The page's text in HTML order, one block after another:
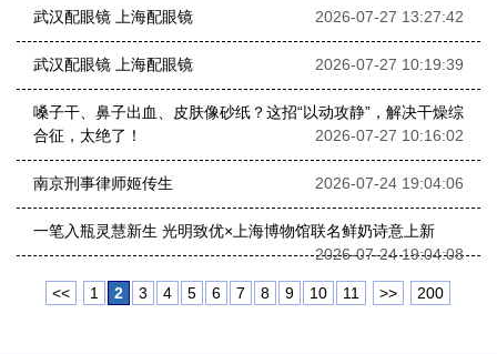
武汉配眼镜 上海配眼镜 2026-07-27 13:27:42
武汉配眼镜 上海配眼镜 2026-07-27 10:19:39
嗓子干、鼻子出血、皮肤像砂纸？这招“以动攻静”，解决干燥综
合征，太绝了！
2026-07-27 10:16:02
南京刑事律师姬传生 2026-07-24 19:04:06
一笔入瓶灵慧新生 光明致优×上海博物馆联名鲜奶诗意上新
2026-07-24 19:04:08
<< 1 2 3 4 5 6 7 8 9 10 11 >> 200